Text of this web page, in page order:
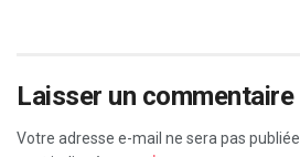
Laisser un commentaire
Votre adresse e-mail ne sera pas publiée.